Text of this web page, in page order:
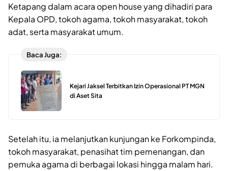
Ketapang dalam acara open house yang dihadiri para
Kepala OPD, tokoh agama, tokoh masyarakat, tokoh
adat, serta masyarakat umum.
Baca Juga:
Kejari Jaksel Terbitkan Izin Operasional PT MGN
di Aset Sita
Setelah itu, ia melanjutkan kunjungan ke Forkompinda,
tokoh masyarakat, penasihat tim pemenangan, dan
pemuka agama di berbagai lokasi hingga malam hari.